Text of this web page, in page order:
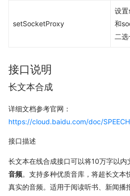
setSocketProxy
设
和
二选
接口说明
长文本合成
详细文档参考官网：
https://cloud.baidu.com/doc/
接口描述
长文本在线合成接口可以将10万字以内
音频。支持多种优质音库，将超长文本
真实的音频。适用于阅读听书、新闻播